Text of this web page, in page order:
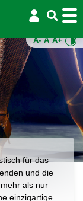
A- A A+
für das
und die
als nur
einzigartige